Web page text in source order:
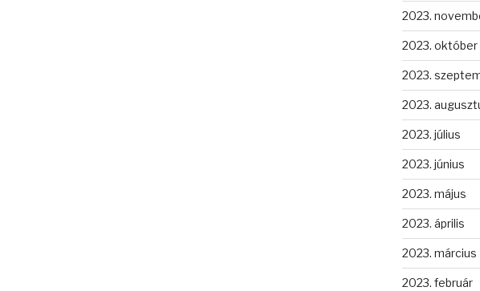
2023.
2023. október
2023.
2023.
2023. július
2023. június
2023. május
2023. április
2023. március
2023. február